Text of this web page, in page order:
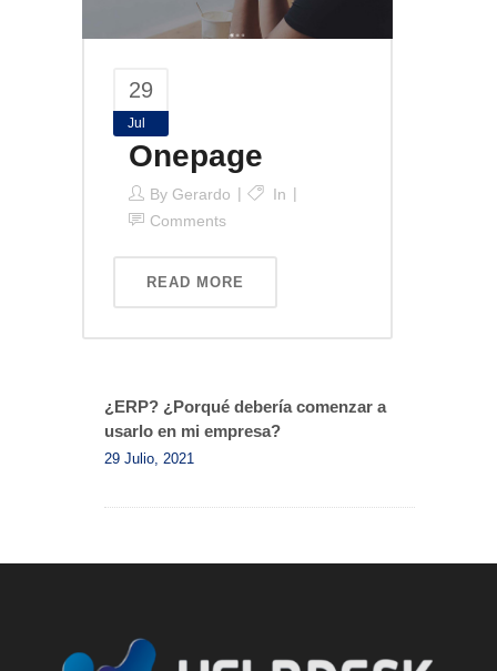
29
Jul
Onepage
By Gerardo
In
Comments
READ MORE
¿ERP? ¿Porqué debería comenzar a
usarlo en mi empresa?
29 Julio, 2021